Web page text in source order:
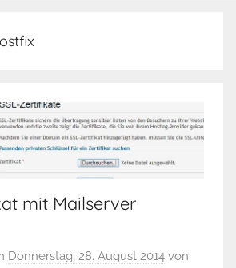
mit Mailserver
Donnerstag, 28. August 2014 von